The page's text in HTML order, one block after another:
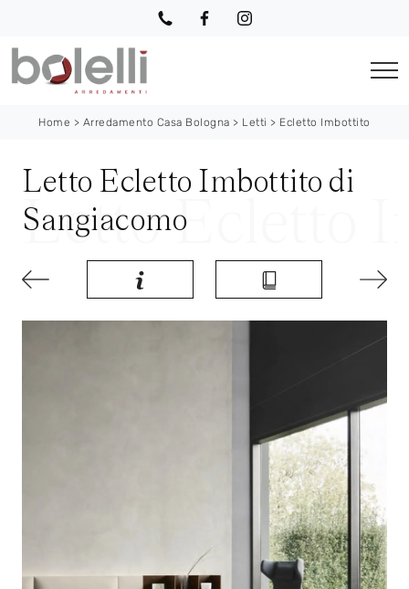
Home > Arredamento Casa Bologna > Letti > Ecletto Imbottito
Letto Ecletto Imbottito di
Sangiacomo